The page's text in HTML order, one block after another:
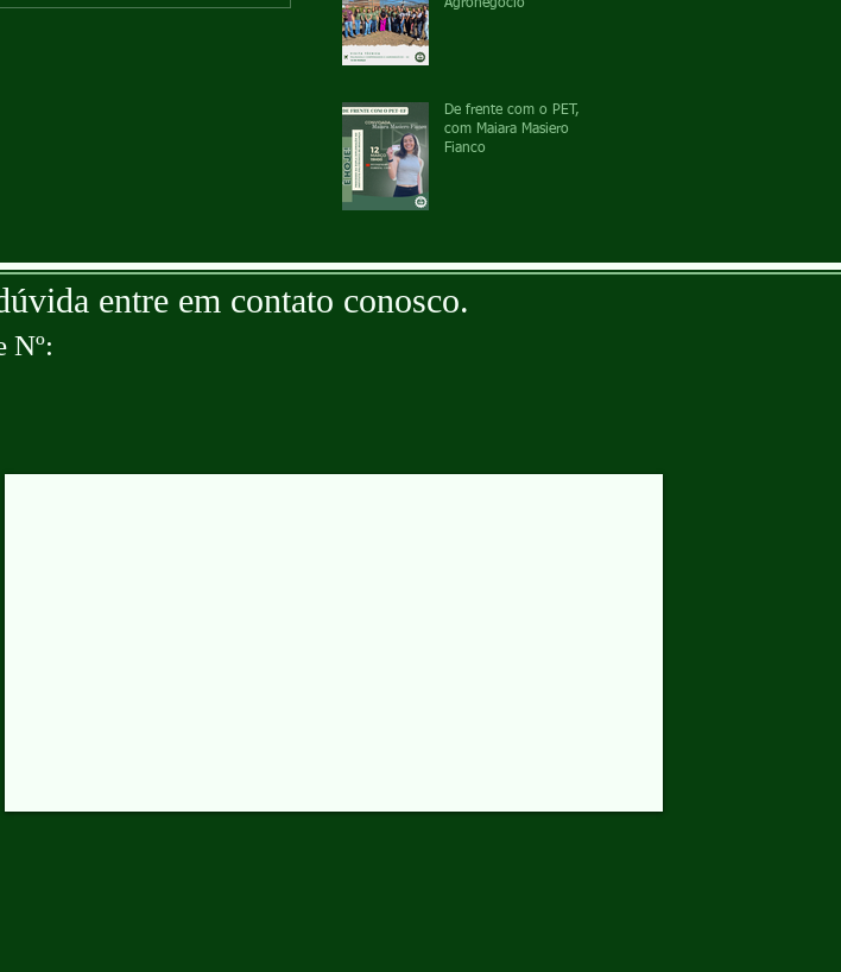
Agronegócio
De frente com o PET,
com Maiara Masiero
Fianco
entre em contato conosco.
Nº: